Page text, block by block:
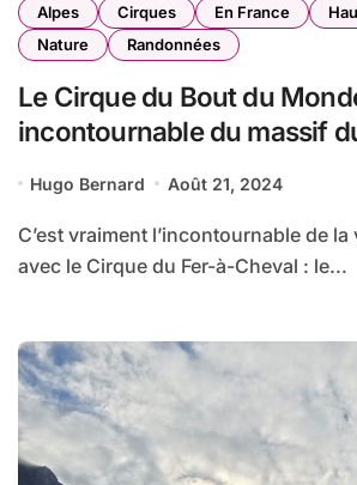
Alpes Cirques En France
Nature
Randonnées
Le Cirque du Bout du
incontournable du massif
Hugo Bernard Août 21, 2024
C’est vraiment l’incontournable de la vallée du Giffre
avec le Cirque du Fer-à-Cheval : le...